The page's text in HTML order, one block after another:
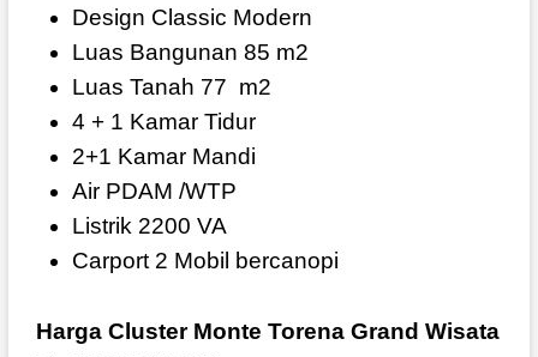
Design Classic Modern
Luas Bangunan 85 m2
Luas Tanah 77 m2
4 + 1 Kamar Tidur
2+1 Kamar Mandi
Air PDAM /WTP
Listrik 2200 VA
Carport 2 Mobil bercanopi
Harga Cluster Monte Torena Grand Wisata